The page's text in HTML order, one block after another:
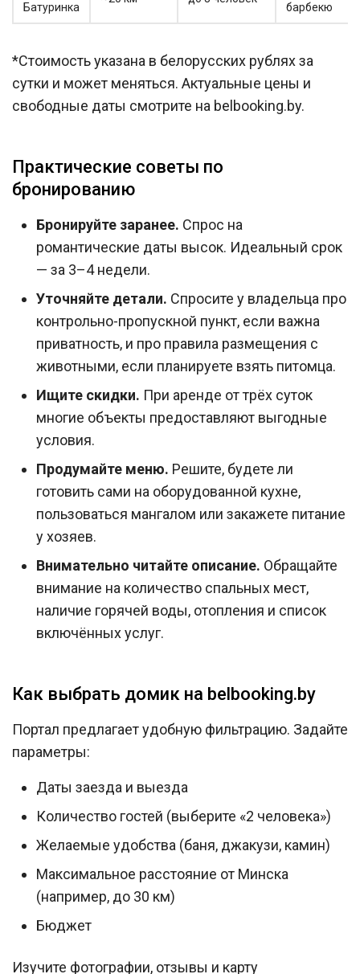
Батуринка
барбекю
*Стоимость указана в белорусских рублях за
сутки и может меняться. Актуальные цены и
свободные даты смотрите на belbooking.by.
Практические советы по
бронированию
Бронируйте заранее. Спрос на
романтические даты высок. Идеальный срок
— за 3–4 недели.
Уточняйте детали. Спросите у владельца про
контрольно-пропускной пункт, если важна
приватность, и про правила размещения с
животными, если планируете взять питомца.
Ищите скидки. При аренде от трёх суток
многие объекты предоставляют выгодные
условия.
Продумайте меню. Решите, будете ли
готовить сами на оборудованной кухне,
пользоваться мангалом или закажете питание
у хозяев.
Внимательно читайте описание. Обращайте
внимание на количество спальных мест,
наличие горячей воды, отопления и список
включённых услуг.
Как выбрать домик на belbooking.by
Портал предлагает удобную фильтрацию. Задайте
параметры:
Даты заезда и выезда
Количество гостей (выберите «2 человека»)
Желаемые удобства (баня, джакузи, камин)
Максимальное расстояние от Минска
(например, до 30 км)
Бюджет
Изучите фотографии, отзывы и карту